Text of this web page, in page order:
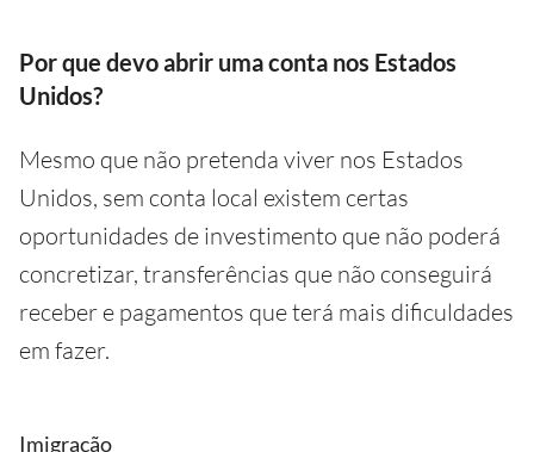
Por que devo abrir uma conta nos Estados
Unidos?
Mesmo que não pretenda viver nos Estados
Unidos, sem conta local existem certas
oportunidades de investimento que não poderá
concretizar, transferências que não conseguirá
receber e pagamentos que terá mais dificuldades
em fazer.
Imigração